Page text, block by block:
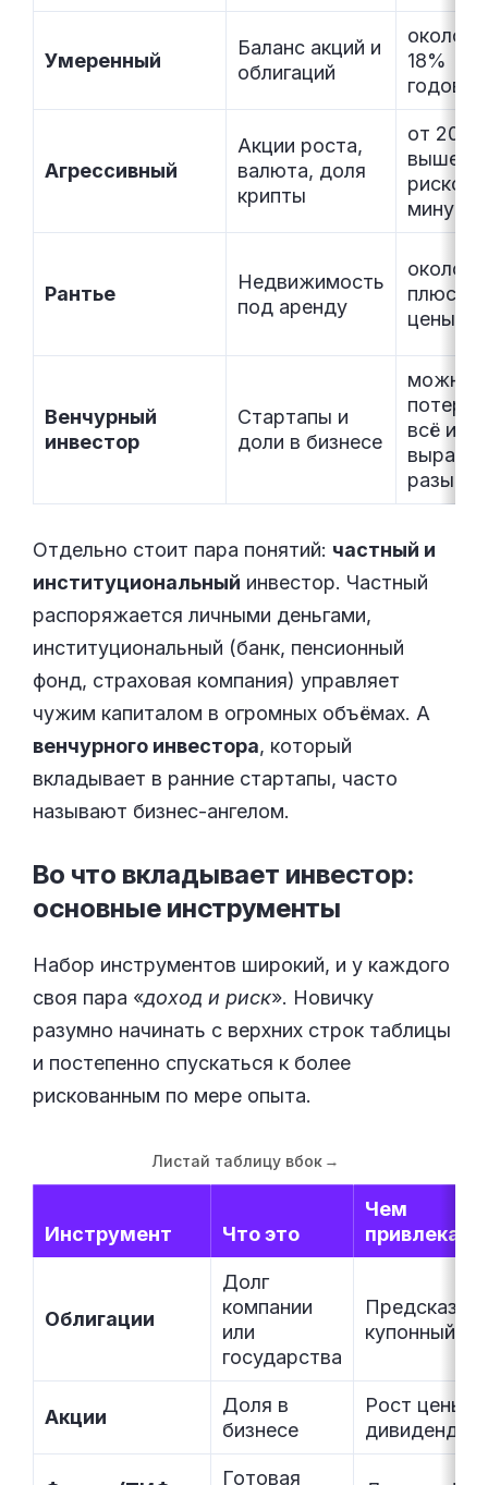
Умеренный
Баланс акций и
облигаций
около
18%
годовых
Агрессивный
Акции роста,
валюта, доля
крипты
от 20%
выше, с
риском
минуса
Рантье
Недвижимость
под аренду
около
плюс
цены
Венчурный
инвестор
Стартапы и
доли в бизнесе
можно
всё или
разы
Отдельно стоит пара понятий: частный и
институциональный инвестор. Частный
распоряжается личными деньгами,
институциональный (банк, пенсионный
фонд, страховая компания) управляет
чужим капиталом в огромных объёмах. А
венчурного инвестора, который
вкладывает в ранние стартапы, часто
называют бизнес-ангелом.
Во что вкладывает инвестор:
основные инструменты
Набор инструментов широкий, и у каждого
своя пара «доход и риск». Новичку
разумно начинать с верхних строк таблицы
и постепенно спускаться к более
рискованным по мере опыта.
Листай таблицу вбок →
Инструмент Что это
Чем
привлекает
Облигации
Долг
компании
или
государства
купонный
Акции
Доля в
бизнесе
Рост цены и
дивиденды
Готовая